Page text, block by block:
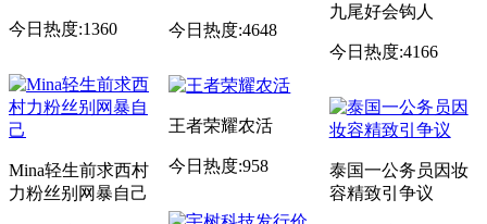
今日热度:1360
Mina轻生前求西村
力粉丝别网暴自己
今日热度:4648
王者荣耀农活
今日热度:958
九尾好会钩人
今日热度:4166
泰国一公务员因妆
容精致引争议